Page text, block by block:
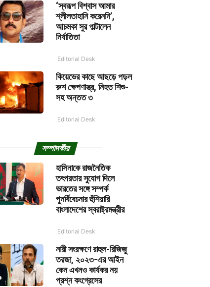
‘স্বরূপ বিশ্বাস আমার
শ্লীলতাহানি করেননি’,
আচমকা সুর পাল্টালেন
নির্যাতিতা
Editorial Desk
কিয়েভের কাছে আছড়ে পড়ল
রুশ ক্ষেপণাস্ত্র, নিহত শিশু-
সহ অন্তত ৩
Editorial Desk
সম্পাদকীয়
হাসিনাকে রাজনৈতিক
তৎপরতার সুযোগ দিলে
ভারতের সঙ্গে সম্পর্ক
পুনর্বিবেচনার হুঁশিয়ারি
বাংলাদেশের স্বরাষ্ট্রমন্ত্রীর
Editorial Desk
নারী সংরক্ষণে রাহুল-রিজিজু
তরজা, ২০২৩-এর আইন
কেন এখনও কার্যকর নয়
প্রশ্ন কংগ্রেসের